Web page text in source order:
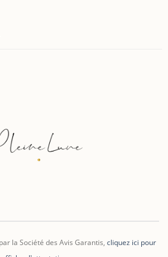
la Société des Avis Garantis, cliquez ici pour